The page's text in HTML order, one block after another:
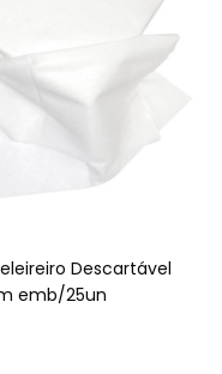
Descartável
emb/25un